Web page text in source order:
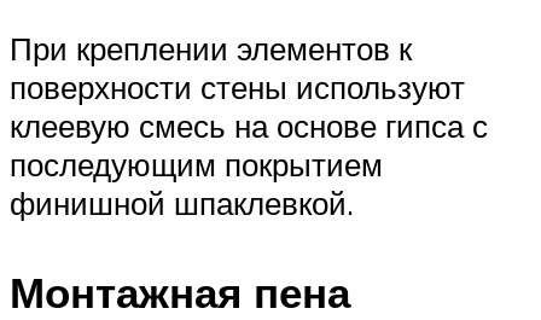
При креплении элементов к
поверхности стены используют
клеевую смесь на основе гипса с
последующим покрытием
финишной шпаклевкой.
Монтажная пена